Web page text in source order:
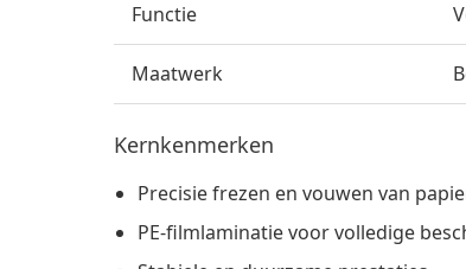
Functie
Maatwerk
Kernkenmerken
Precisie frezen en vouwen van
PE-filmlaminatie voor volledige